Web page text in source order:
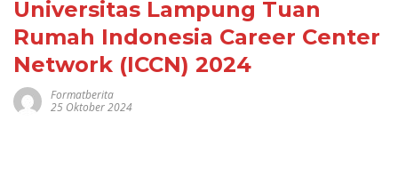
Universitas Lampung Tuan
Rumah Indonesia Career Center
Network (ICCN) 2024
Formatberita
25 Oktober 2024